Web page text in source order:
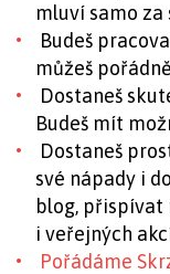
mluví samo za
Budeš
můžeš
Dostaneš
Budeš mít
Dostaneš
své nápady i
blog, přispívat
i veřejných
Pořádáme